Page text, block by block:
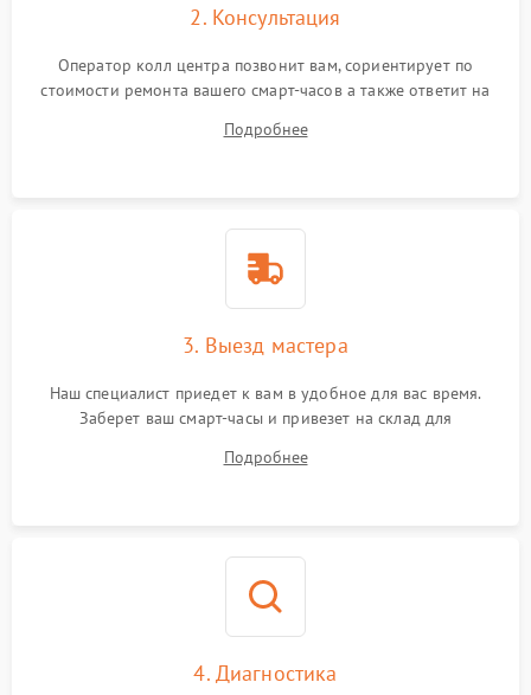
2. Консультация
Оператор колл центра позвонит вам, сориентирует по
стоимости ремонта вашего смарт-часов а также ответит на
Подробнее
3. Выезд мастера
Наш специалист приедет к вам в удобное для вас время.
Заберет ваш смарт-часы и привезет на склад для
Подробнее
4. Диагностика